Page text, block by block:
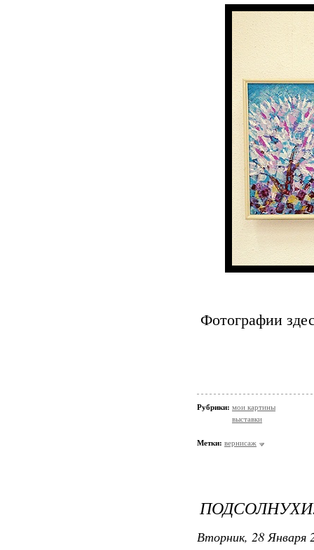
Фотографии
Рубрики: мои картины
выставки
Метки: вернисаж
Вторник, 28 Января